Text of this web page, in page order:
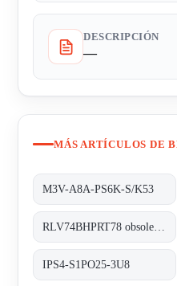
DESCRIPCIÓN
—
MÁS ARTÍCULOS DE
M3V-A8A-PS6K-S/K53
IPS4-S1PO25-3U8